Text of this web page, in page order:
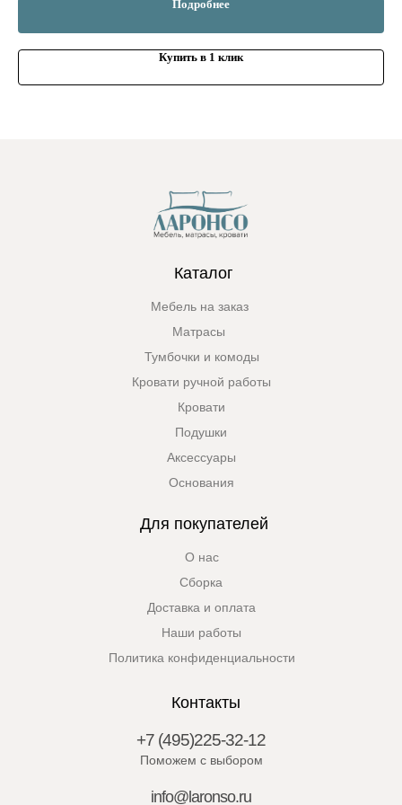
Подробнее
Купить в 1 клик
Мебель на заказ
Каталог
Для покупателей
Контакты
+7 (495)225-32-12
Поможем с выбором
info@laronso.ru
Матрасы
Тумбочки и комоды
Кровати ручной работы
Кровати
О нас
Доставка и оплата
Наши работы
Политика конфиденциальности
Подушки
Аксессуары
Сборка
Основания